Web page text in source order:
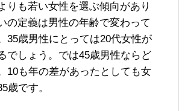
りも若い女性を選ぶ傾向があり
の定義は男性の年齢で変わって
35歳男性にとっては20代女性が
でしょう。では45歳男性ならど
10も年の差があったとしても女
歳です。